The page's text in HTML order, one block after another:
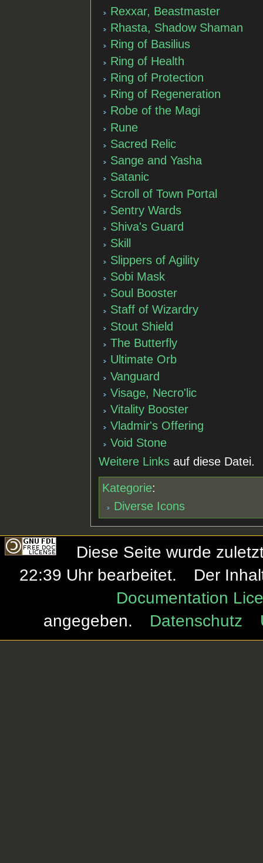
Rexxar, Beastmaster
Rhasta, Shadow Shaman
Ring of Basilius
Ring of Health
Ring of Protection
Ring of Regeneration
Robe of the Magi
Rune
Sacred Relic
Sange and Yasha
Satanic
Scroll of Town Portal
Sentry Wards
Shiva's Guard
Skill
Slippers of Agility
Sobi Mask
Soul Booster
Staff of Wizardry
Stout Shield
The Butterfly
Ultimate Orb
Vanguard
Visage, Necro'lic
Vitality Booster
Vladmir's Offering
Void Stone
Weitere Links auf diese Datei.
Kategorie:
Diverse Icons
Diese Seite wurde
22:39 Uhr bearbeitet.
Der
Documentation
angegeben.
Datenschutz